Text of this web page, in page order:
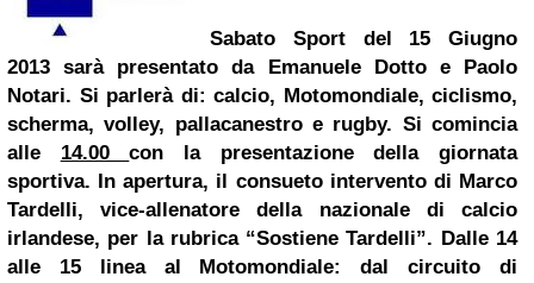
Sabato Sport del 15 Giugno
2013 sarà presentato da Emanuele Dottoe Paolo
Notari. Si parlerà di: calcio, Motomondiale, ciclismo,
scherma, volley, pallacanestro e rugby. Si comincia
alle 14.00con la presentazione della giornata
sportiva. In apertura, il consueto intervento di Marco
Tardelli, vice-allenatore della nazionale di calcio
irlandese, per la rubrica “Sostiene Tardelli”. Dalle 14
alle 15 linea al Motomondiale: dal circuito di